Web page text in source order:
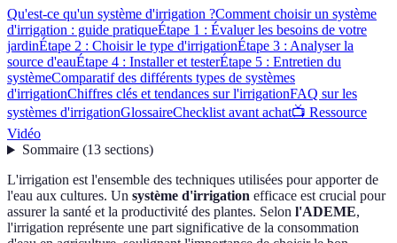
Qu'est-ce qu'un système d'irrigation ?Comment choisir un système
d'irrigation : guide pratiqueÉtape 1 : Évaluer les besoins de votre
jardinÉtape 2 : Choisir le type d'irrigationÉtape 3 : Analyser la
source d'eauÉtape 4 : Installer et testerÉtape 5 : Entretien du
systèmeComparatif des différents types de systèmes
d'irrigationChiffres clés et tendances sur l'irrigationFAQ sur les
systèmes d'irrigationGlossaireChecklist avant achat📺 Ressource
Vidéo
Sommaire(13 sections)
L'irrigation est l'ensemble des techniques utilisées pour apporter de
l'eau aux cultures. Un système d'irrigation efficace est crucial pour
assurer la santé et la productivité des plantes. Selon l'ADEME,
l'irrigation représente une part significative de la consommation